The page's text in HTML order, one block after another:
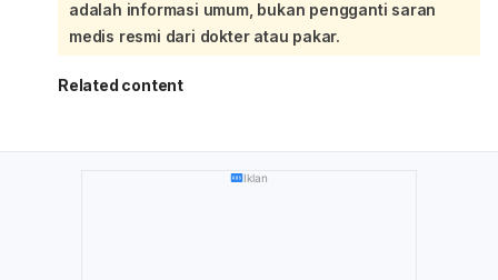
mengganggu aktivitas, atau disertai haid yang sangat
nyeri, perdarahan banyak, atau siklus jadi tidak teratur,
sebaiknya periksa ke dokter.
adalah informasi umum, bukan pengganti saran
medis resmi dari dokter atau pakar.
Related content
Iklan